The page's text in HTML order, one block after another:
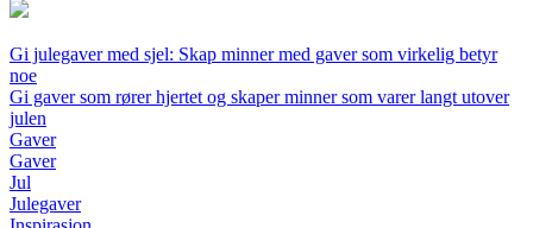
Gi julegaver med sjel: Skap minner med gaver som virkelig betyr
noe
Gi gaver som rører hjertet og skaper minner som varer langt utover
julen
Gaver
Gaver
Jul
Julegaver